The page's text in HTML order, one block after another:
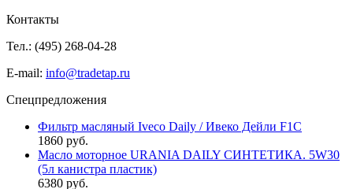
Контакты
Тел.: (495) 268-04-28
E-mail: info@tradetap.ru
Спецпредложения
Фильтр масляный Iveco Daily / Ивеко Дейли F1C
1860 руб.
Масло моторное URANIA DAILY СИНТЕТИКА. 5W30
(5л канистра пластик)
6380 руб.